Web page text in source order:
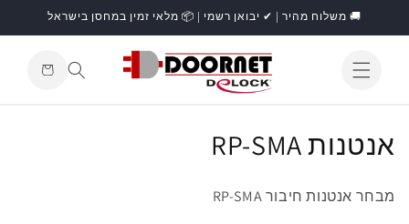
דילוג🚚 משלוח מהיר | ✔ יבואן רשמי | 📦 מלאי זמין במחסן בישראל
התחברות
קניות
ק
אנטנות RP-SMA
מבחר אנטנות חיבור RP-SMA